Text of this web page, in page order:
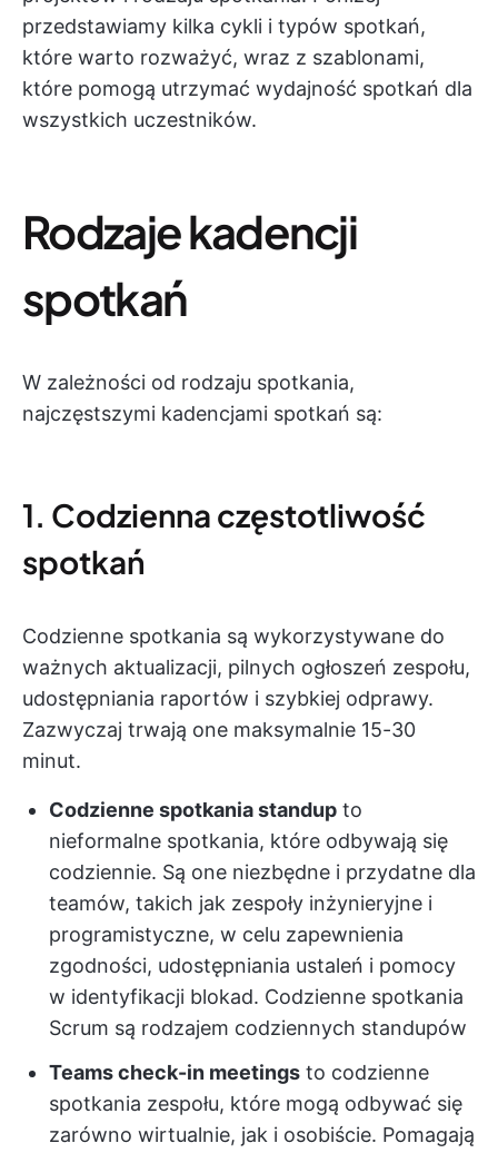
przedstawiamy kilka cykli i typów spotkań,
które warto rozważyć, wraz z szablonami,
które pomogą utrzymać wydajność spotkań dla
wszystkich uczestników.
Rodzaje kadencji
spotkań
W zależności od rodzaju spotkania,
najczęstszymi kadencjami spotkań są:
1. Codzienna częstotliwość
spotkań
Codzienne spotkania są wykorzystywane do
ważnych aktualizacji, pilnych ogłoszeń zespołu,
udostępniania raportów i szybkiej odprawy.
Zazwyczaj trwają one maksymalnie 15-30
minut.
Codzienne spotkania standup to
nieformalne spotkania, które odbywają się
codziennie. Są one niezbędne i przydatne dla
teamów, takich jak zespoły inżynieryjne i
programistyczne, w celu zapewnienia
zgodności, udostępniania ustaleń i pomocy
w identyfikacji blokad. Codzienne spotkania
Scrum są rodzajem codziennych standupów
Teams check-in meetings to codzienne
spotkania zespołu, które mogą odbywać się
zarówno wirtualnie, jak i osobiście. Pomagają